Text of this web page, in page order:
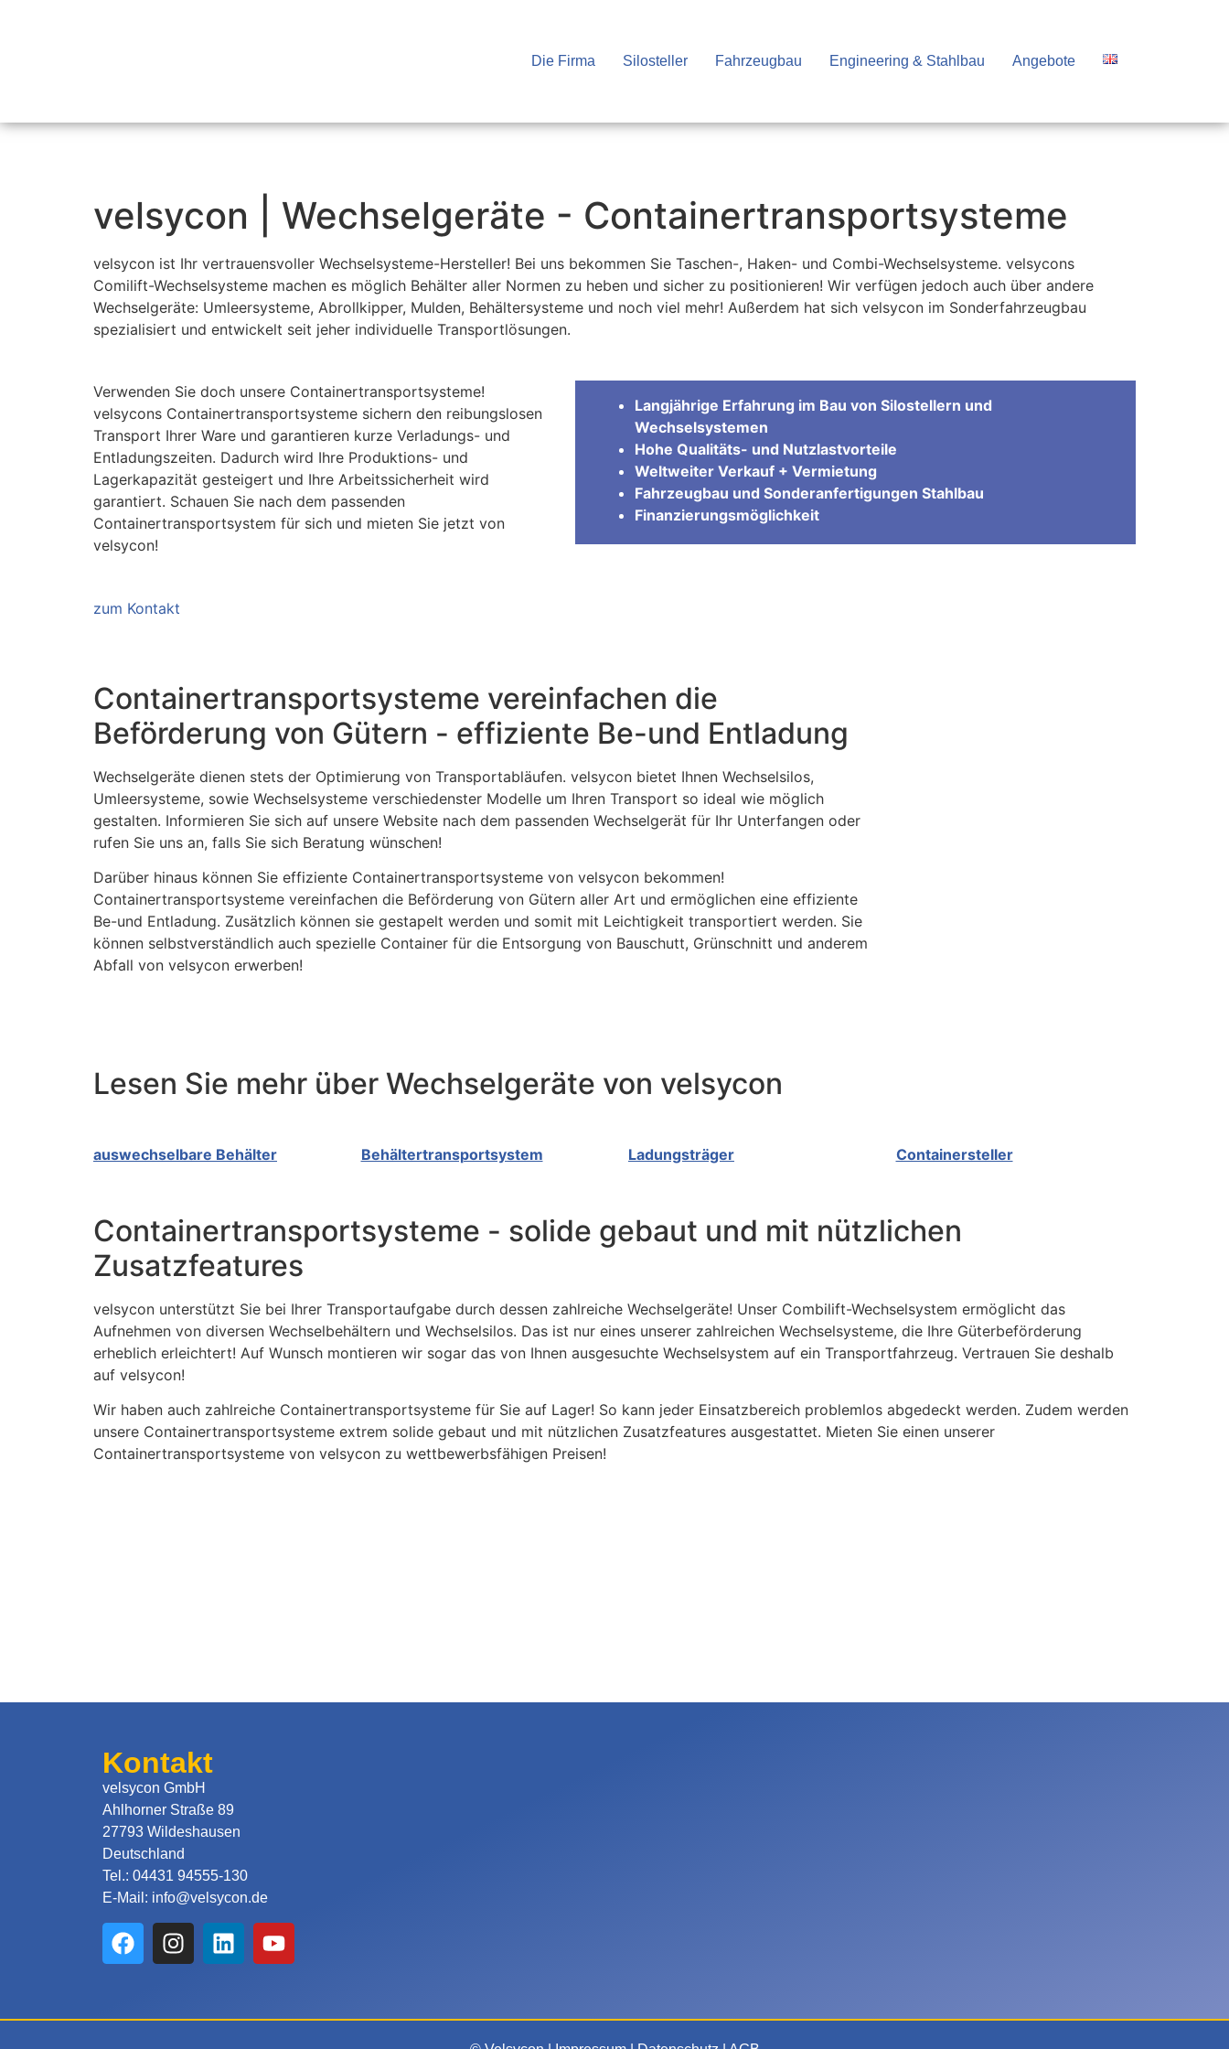
Die Firma Silosteller Fahrzeugbau Engineering & Stahlbau Angebote
velsycon | Wechselgeräte - Containertransportsysteme
velsycon ist Ihr vertrauensvoller Wechselsysteme-Hersteller! Bei uns bekommen Sie Taschen-, Haken- und Combi-Wechselsysteme. velsycons
Comilift-Wechselsysteme machen es möglich Behälter aller Normen zu heben und sicher zu positionieren! Wir verfügen jedoch auch über andere
Wechselgeräte: Umleersysteme, Abrollkipper, Mulden, Behältersysteme und noch viel mehr! Außerdem hat sich velsycon im Sonderfahrzeugbau
spezialisiert und entwickelt seit jeher individuelle Transportlösungen.
Verwenden Sie doch unsere Containertransportsysteme!
velsycons Containertransportsysteme sichern den reibungslosen
Transport Ihrer Ware und garantieren kurze Verladungs- und
Entladungszeiten. Dadurch wird Ihre Produktions- und
Lagerkapazität gesteigert und Ihre Arbeitssicherheit wird
garantiert. Schauen Sie nach dem passenden
Containertransportsystem für sich und mieten Sie jetzt von
velsycon!
zum Kontakt
Langjährige Erfahrung im Bau von Silostellern und
Wechselsystemen
Hohe Qualitäts- und Nutzlastvorteile
Weltweiter Verkauf + Vermietung
Fahrzeugbau und Sonderanfertigungen Stahlbau
Finanzierungsmöglichkeit
Containertransportsysteme vereinfachen die
Beförderung von Gütern - effiziente Be-und Entladung
Wechselgeräte dienen stets der Optimierung von Transportabläufen. velsycon bietet Ihnen Wechselsilos,
Umleersysteme, sowie Wechselsysteme verschiedenster Modelle um Ihren Transport so ideal wie möglich
gestalten. Informieren Sie sich auf unsere Website nach dem passenden Wechselgerät für Ihr Unterfangen oder
rufen Sie uns an, falls Sie sich Beratung wünschen!
Darüber hinaus können Sie effiziente Containertransportsysteme von velsycon bekommen!
Containertransportsysteme vereinfachen die Beförderung von Gütern aller Art und ermöglichen eine effiziente
Be-und Entladung. Zusätzlich können sie gestapelt werden und somit mit Leichtigkeit transportiert werden. Sie
können selbstverständlich auch spezielle Container für die Entsorgung von Bauschutt, Grünschnitt und anderem
Abfall von velsycon erwerben!
Lesen Sie mehr über Wechselgeräte von velsycon
auswechselbare Behälter Behältertransportsystem Ladungsträger Containersteller
Containertransportsysteme - solide gebaut und mit nützlichen
Zusatzfeatures
velsycon unterstützt Sie bei Ihrer Transportaufgabe durch dessen zahlreiche Wechselgeräte! Unser Combilift-Wechselsystem ermöglicht das
Aufnehmen von diversen Wechselbehältern und Wechselsilos. Das ist nur eines unserer zahlreichen Wechselsysteme, die Ihre Güterbeförderung
erheblich erleichtert! Auf Wunsch montieren wir sogar das von Ihnen ausgesuchte Wechselsystem auf ein Transportfahrzeug. Vertrauen Sie deshalb
auf velsycon!
Wir haben auch zahlreiche Containertransportsysteme für Sie auf Lager! So kann jeder Einsatzbereich problemlos abgedeckt werden. Zudem werden
unsere Containertransportsysteme extrem solide gebaut und mit nützlichen Zusatzfeatures ausgestattet. Mieten Sie einen unserer
Containertransportsysteme von velsycon zu wettbewerbsfähigen Preisen!
Kontakt
velsycon GmbH
Ahlhorner Straße 89
27793 Wildeshausen
Deutschland
Tel.: 04431 94555-130
E-Mail: info@velsycon.de